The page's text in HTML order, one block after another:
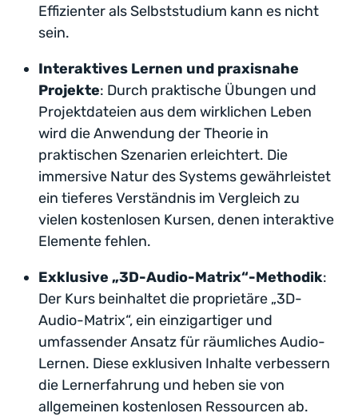
Effizienter als Selbststudium kann es nicht
sein.
Interaktives Lernen und praxisnahe
Projekte: Durch praktische Übungen und
Projektdateien aus dem wirklichen Leben
wird die Anwendung der Theorie in
praktischen Szenarien erleichtert. Die
immersive Natur des Systems gewährleistet
ein tieferes Verständnis im Vergleich zu
vielen kostenlosen Kursen, denen interaktive
Elemente fehlen.
Exklusive „3D-Audio-Matrix“-Methodik:
Der Kurs beinhaltet die proprietäre „3D-
Audio-Matrix“, ein einzigartiger und
umfassender Ansatz für räumliches Audio-
Lernen. Diese exklusiven Inhalte verbessern
die Lernerfahrung und heben sie von
allgemeinen kostenlosen Ressourcen ab.